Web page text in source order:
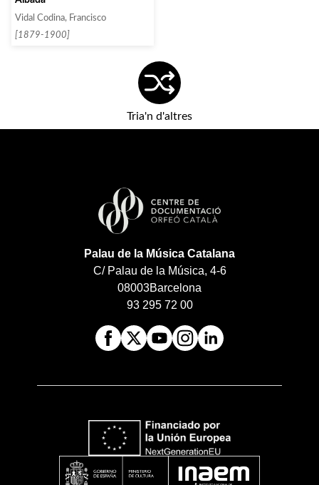
Vidal Codina, Francisco
[1879-1900]
Tria'n d'altres
Palau de la Música Catalana
C/ Palau de la Música, 4-6
08003Barcelona
93 295 72 00